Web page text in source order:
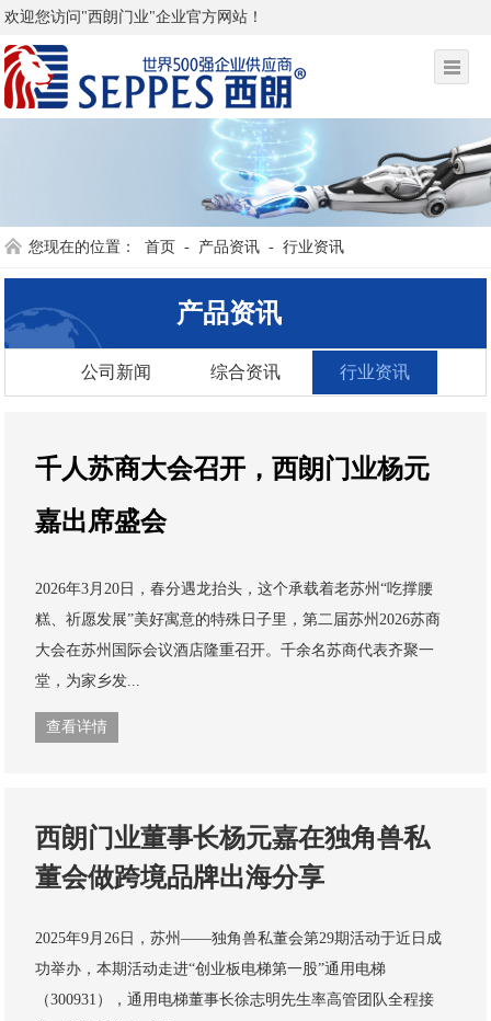
欢迎您访问"西朗门业"企业官方网站！
您现在的位置： 首页 - 产品资讯 - 行业资讯
产品资讯
公司新闻 综合资讯 行业资讯
千人苏商大会召开，西朗门业杨元
嘉出席盛会
2026年3月20日，春分遇龙抬头，这个承载着老苏州“吃撑腰
糕、祈愿发展”美好寓意的特殊日子里，第二届苏州2026苏商
大会在苏州国际会议酒店隆重召开。千余名苏商代表齐聚一
堂，为家乡发...
查看详情
西朗门业董事长杨元嘉在独角兽私
董会做跨境品牌出海分享
2025年9月26日，苏州——独角兽私董会第29期活动于近日成
功举办，本期活动走进“创业板电梯第一股”通用电梯
（300931），通用电梯董事长徐志明先生率高管团队全程接